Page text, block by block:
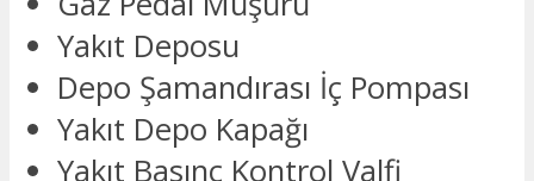
Yakıt Deposu
Depo Şamandırası İç Pompası
Yakıt Depo Kapağı
Yakıt Basınç Kontrol Valfi